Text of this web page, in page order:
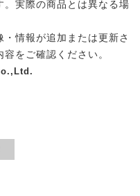
実際の商品とは異なる場
情報が追加または更新さ
をご確認ください。